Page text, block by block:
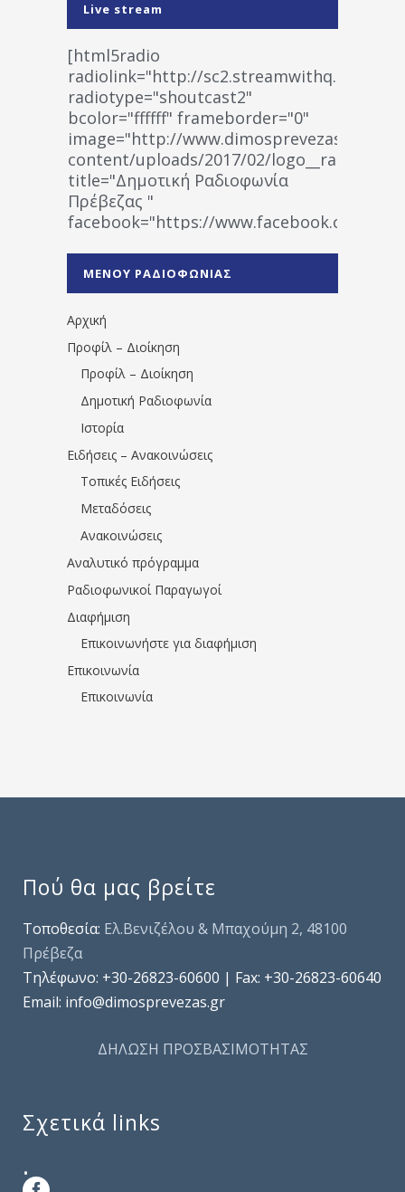
Live stream
[html5radio
radiolink="http://
radiotype="shoutcast2"
bcolor="ffffff" frameborder="0"
image="http://www.dimosprevezas.gr/wp-
content/uploads/2017/02/
title="Δημοτική Ραδιοφωνία
Πρέβεζας "
facebook="https://www.facebook.com/
1531194763766854/" artist="" ]
ΜΕΝΟΥ ΡΑΔΙΟΦΩΝΙΑΣ
Αρχική
Προφίλ – Διοίκηση
Προφίλ – Διοίκηση
Δημοτική Ραδιοφωνία
Ιστορία
Ειδήσεις – Ανακοινώσεις
Τοπικές Ειδήσεις
Μεταδόσεις
Ανακοινώσεις
Αναλυτικό πρόγραμμα
Ραδιοφωνικοί Παραγωγοί
Διαφήμιση
Επικοινωνήστε για διαφήμιση
Επικοινωνία
Επικοινωνία
Πού θα μας βρείτε
Τοποθεσία: Ελ.Βενιζέλου & Μπαχούμη 2, 48100
Πρέβεζα
Τηλέφωνo: +30-26823-60600 | Fax: +30-26823-60640
Email: info@dimosprevezas.gr
ΔΗΛΩΣΗ ΠΡΟΣΒΑΣΙΜΟΤΗΤΑΣ
Σχετικά links
.